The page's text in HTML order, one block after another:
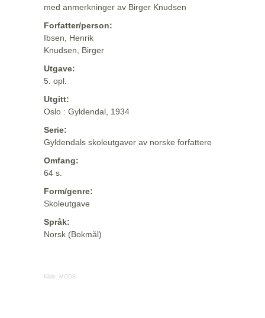
med anmerkninger av Birger Knudsen
Forfatter/person:
Ibsen, Henrik
Knudsen, Birger
Utgave:
5. opl.
Utgitt:
Oslo : Gyldendal, 1934
Serie:
Gyldendals skoleutgaver av norske forfattere
Omfang:
64 s.
Form/genre:
Skoleutgave
Språk:
Norsk (Bokmål)
Kilde: MODS